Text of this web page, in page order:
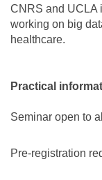
CNRS and UCLA
working on big
healthcare.
Practical
Seminar open to
Pre-registration